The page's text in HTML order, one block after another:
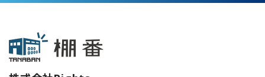
氏名、電話番号、メールアドレス、所属部署、パ
管理画面を通じて取得する情報
管理者及び各お客様のユーザーの氏名、ユーザー
ID、表示名、メールアドレス、勤務先、所属部